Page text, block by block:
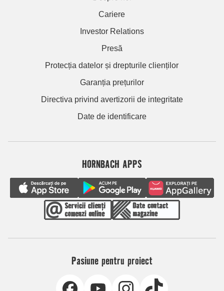
Cariere
Investor Relations
Presă
Protecția datelor și drepturile clienților
Garanția prețurilor
Directiva privind avertizorii de integritate
Date de identificare
HORNBACH APPS
Pasiune pentru proiect